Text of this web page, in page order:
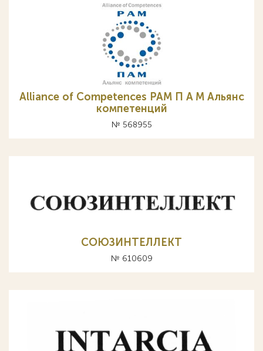
Alliance of Competences PAM П A M Альянс
компетенций
№ 568955
СОЮЗИНТЕЛЛЕКТ
№ 610609